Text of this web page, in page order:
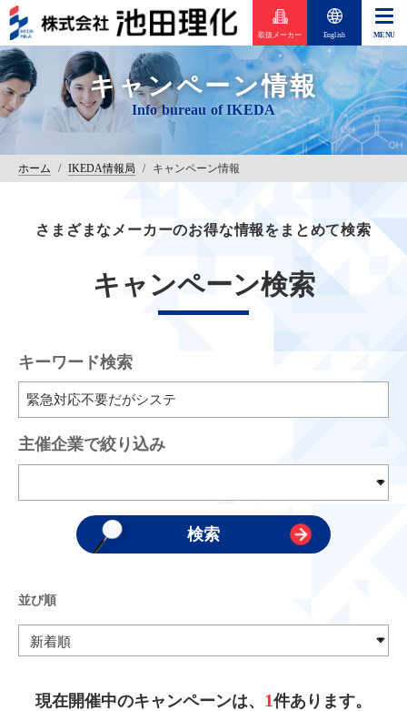
取扱メーカー English
キャンペーン情報
ホーム / IKEDA情報局 / キャンペーン情報
さまざまなメーカーのお得な情報をまとめて検索
キャンペーン検索
キーワード検索
主催企業で絞り込み
並び順
現在開催中のキャンペーンは、 1件あります。